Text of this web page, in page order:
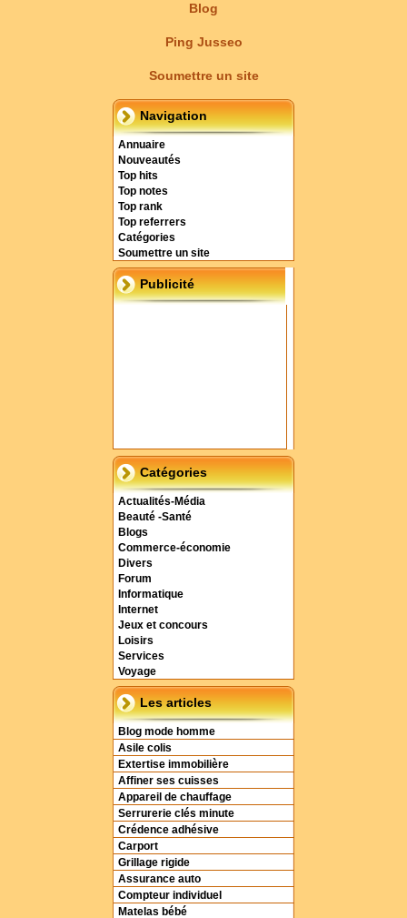
Blog
Ping Jusseo
Soumettre un site
Navigation
Annuaire
Nouveautés
Top hits
Top notes
Top rank
Top referrers
Catégories
Soumettre un site
Publicité
Catégories
Actualités-Média
Beauté -Santé
Blogs
Commerce-économie
Divers
Forum
Informatique
Internet
Jeux et concours
Loisirs
Services
Voyage
Les articles
Blog mode homme
Asile colis
Extertise immobilière
Affiner ses cuisses
Appareil de chauffage
Serrurerie clés minute
Crédence adhésive
Carport
Grillage rigide
Assurance auto
Compteur individuel
Matelas bébé